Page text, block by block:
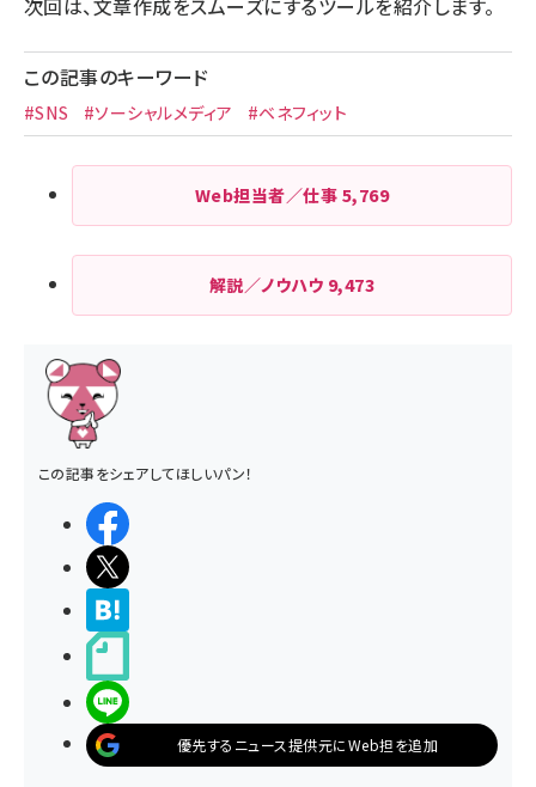
次回は、文章作成をスムーズにするツールを紹介します。
この記事のキーワード
#SNS #ソーシャルメディア #ベネフィット
Web担当者／仕事 5,769
解説／ノウハウ 9,473
この記事をシェアしてほしいパン！
優先するニュース提供元にWeb担を追加